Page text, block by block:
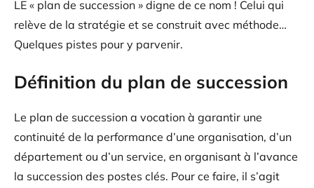
LE « plan de succession » digne de ce nom ! Celui qui
relève de la stratégie et se construit avec méthode…
Quelques pistes pour y parvenir.
Définition du plan de succession
Le plan de succession a vocation à garantir une
continuité de la performance d’une organisation, d’un
département ou d’un service, en organisant à l’avance
la succession des postes clés. Pour ce faire, il s’agit